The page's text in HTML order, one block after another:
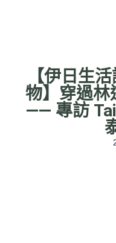
【伊日生
物】穿過林
—— 專訪